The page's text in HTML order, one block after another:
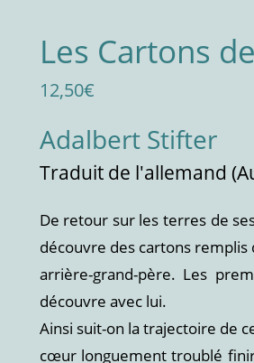
Les Cartons
12,50€
Adalbert Stifter
Traduit de l'allemand
De retour sur les terres de
découvre des cartons remplis
arrière-grand-père. Les
découvre avec lui.
Ainsi suit-on la trajectoire de
cœur longuement troublé